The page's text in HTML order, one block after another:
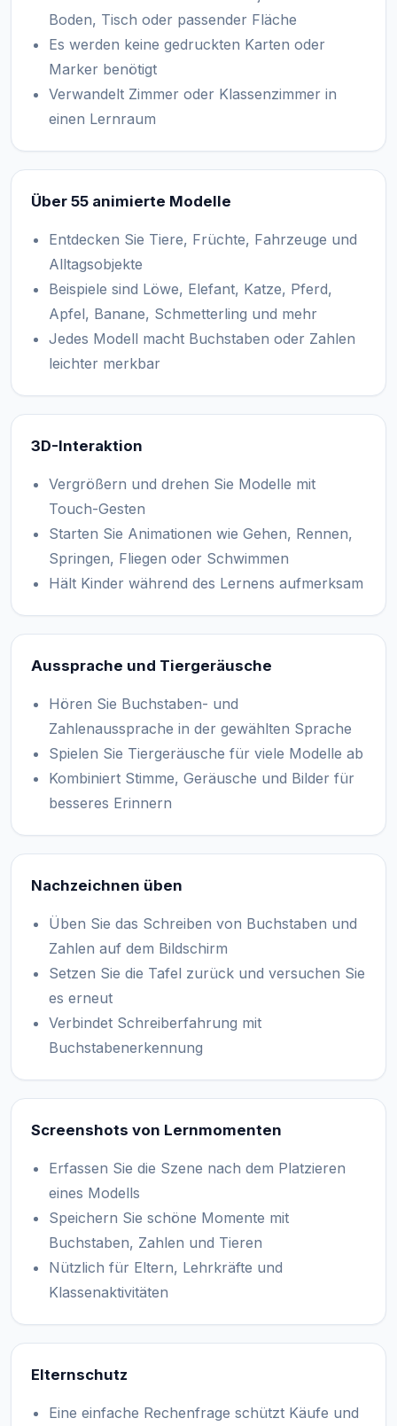
Boden, Tisch oder passender Fläche
Es werden keine gedruckten Karten oder
Marker benötigt
Verwandelt Zimmer oder Klassenzimmer in
einen Lernraum
Über 55 animierte Modelle
Entdecken Sie Tiere, Früchte, Fahrzeuge und
Alltagsobjekte
Beispiele sind Löwe, Elefant, Katze, Pferd,
Apfel, Banane, Schmetterling und mehr
Jedes Modell macht Buchstaben oder Zahlen
leichter merkbar
3D-Interaktion
Vergrößern und drehen Sie Modelle mit
Touch-Gesten
Starten Sie Animationen wie Gehen, Rennen,
Springen, Fliegen oder Schwimmen
Hält Kinder während des Lernens aufmerksam
Aussprache und Tiergeräusche
Hören Sie Buchstaben- und
Zahlenaussprache in der gewählten Sprache
Spielen Sie Tiergeräusche für viele Modelle ab
Kombiniert Stimme, Geräusche und Bilder für
besseres Erinnern
Nachzeichnen üben
Üben Sie das Schreiben von Buchstaben und
Zahlen auf dem Bildschirm
Setzen Sie die Tafel zurück und versuchen Sie
es erneut
Verbindet Schreiberfahrung mit
Buchstabenerkennung
Screenshots von Lernmomenten
Erfassen Sie die Szene nach dem Platzieren
eines Modells
Speichern Sie schöne Momente mit
Buchstaben, Zahlen und Tieren
Nützlich für Eltern, Lehrkräfte und
Klassenaktivitäten
Elternschutz
Eine einfache Rechenfrage schützt Käufe und